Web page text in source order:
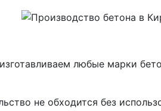
любые марки
не обходится без